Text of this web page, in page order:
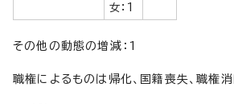
女：1
その他の動態の増減：1
職権によるものは帰化、国籍喪失、職権